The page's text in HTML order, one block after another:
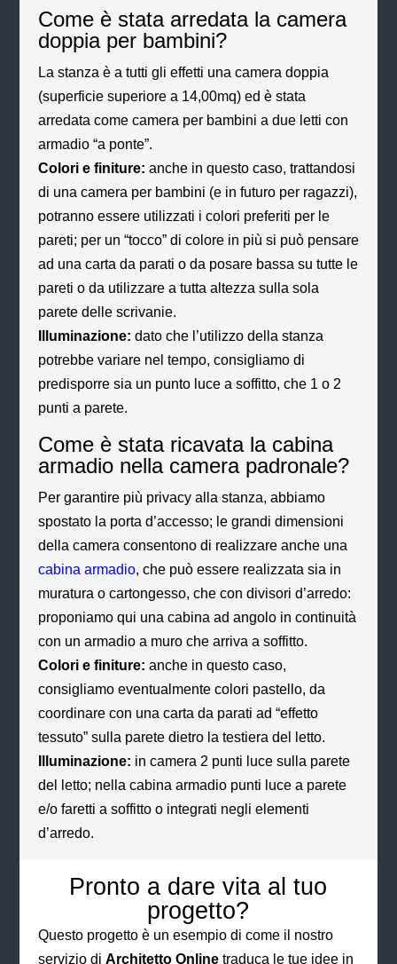
Come è stata arredata la camera
doppia per bambini?
La stanza è a tutti gli effetti una camera doppia
(superficie superiore a 14,00mq) ed è stata
arredata come camera per bambini a due letti con
armadio “a ponte”.
Colori e finiture: anche in questo caso, trattandosi
di una camera per bambini (e in futuro per ragazzi),
potranno essere utilizzati i colori preferiti per le
pareti; per un “tocco” di colore in più si può pensare
ad una carta da parati o da posare bassa su tutte le
pareti o da utilizzare a tutta altezza sulla sola
parete delle scrivanie.
Illuminazione: dato che l’utilizzo della stanza
potrebbe variare nel tempo, consigliamo di
predisporre sia un punto luce a soffitto, che 1 o 2
punti a parete.
Come è stata ricavata la cabina
armadio nella camera padronale?
Per garantire più privacy alla stanza, abbiamo
spostato la porta d’accesso; le grandi dimensioni
della camera consentono di realizzare anche una
cabina armadio, che può essere realizzata sia in
muratura o cartongesso, che con divisori d’arredo:
proponiamo qui una cabina ad angolo in continuità
con un armadio a muro che arriva a soffitto.
Colori e finiture: anche in questo caso,
consigliamo eventualmente colori pastello, da
coordinare con una carta da parati ad “effetto
tessuto” sulla parete dietro la testiera del letto.
Illuminazione: in camera 2 punti luce sulla parete
del letto; nella cabina armadio punti luce a parete
e/o faretti a soffitto o integrati negli elementi
d’arredo.
Pronto a dare vita al tuo
progetto?
Questo progetto è un esempio di come il nostro
servizio di Architetto Onlinetraduca le tue idee in